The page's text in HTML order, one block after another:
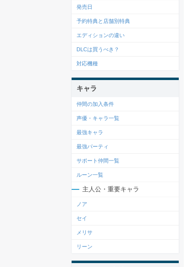
発売日
予約特典と店舗別特典
エディションの違い
DLCは買うべき？
対応機種
キャラ
仲間の加入条件
声優・キャラ一覧
最強キャラ
最強パーティ
サポート仲間一覧
ルーン一覧
主人公・重要キャラ
ノア
セイ
メリサ
リーン